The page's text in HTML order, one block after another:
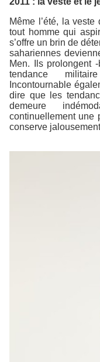
Même l’été, la
tout homme qui
s’offre un brin de
sahariennes
Men. Ils prolongent
tendance
Incontournable
dire que les
demeure
continuellement une
conserve